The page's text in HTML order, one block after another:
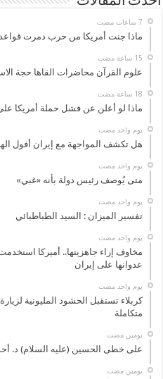
ماذا جنت أمريكا من حرب دمرت
علوم القرآن محاضرات القاها حجة
ماذا لو أعلن عن فشل حملة أمريكا
‏يوم واحد مضت
هل تكشف المواجهة مع إيران أفول
‏يوم واحد مضت
متى يُوصف رئيس دولة بأنه «غبي»
‏يوم واحد مضت
تفسير الميزان : السيد الطباطبائي
‏يوم واحد مضت
مخاوف إزاء جاهزيتها.. أميركا
عدوانها على إيران
‏يوم واحد مضت
كربلاء تستقبل الحشود المليونية
متكاملة
‏يومين مضت
على خطى الحسين (عليه السلام) د.
‏يومين مضت